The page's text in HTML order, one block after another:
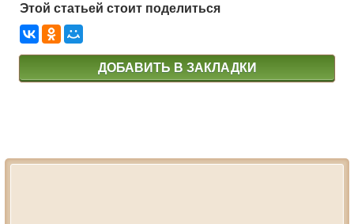
Этой статьей стоит поделиться
ДОБАВИТЬ В ЗАКЛАДКИ